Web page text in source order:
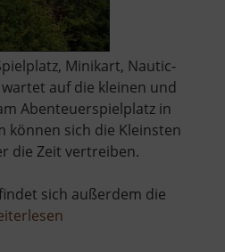
Minikart, Nautic-
auf die kleinen und
Abenteuerspielplatz in
können sich die Kleinsten
die Zeit vertreiben.
sich außerdem die